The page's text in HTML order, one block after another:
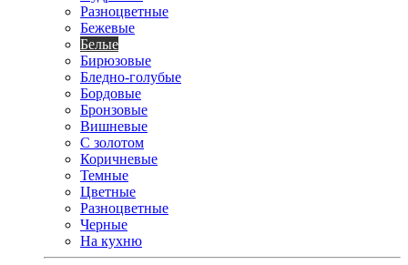
Разноцветные
Бежевые
Белые
Бирюзовые
Бледно-голубые
Бордовые
Бронзовые
Вишневые
С золотом
Коричневые
Темные
Цветные
Разноцветные
Черные
На кухню